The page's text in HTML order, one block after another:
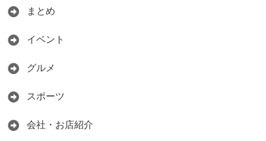
まとめ
イベント
グルメ
スポーツ
会社・お店紹介